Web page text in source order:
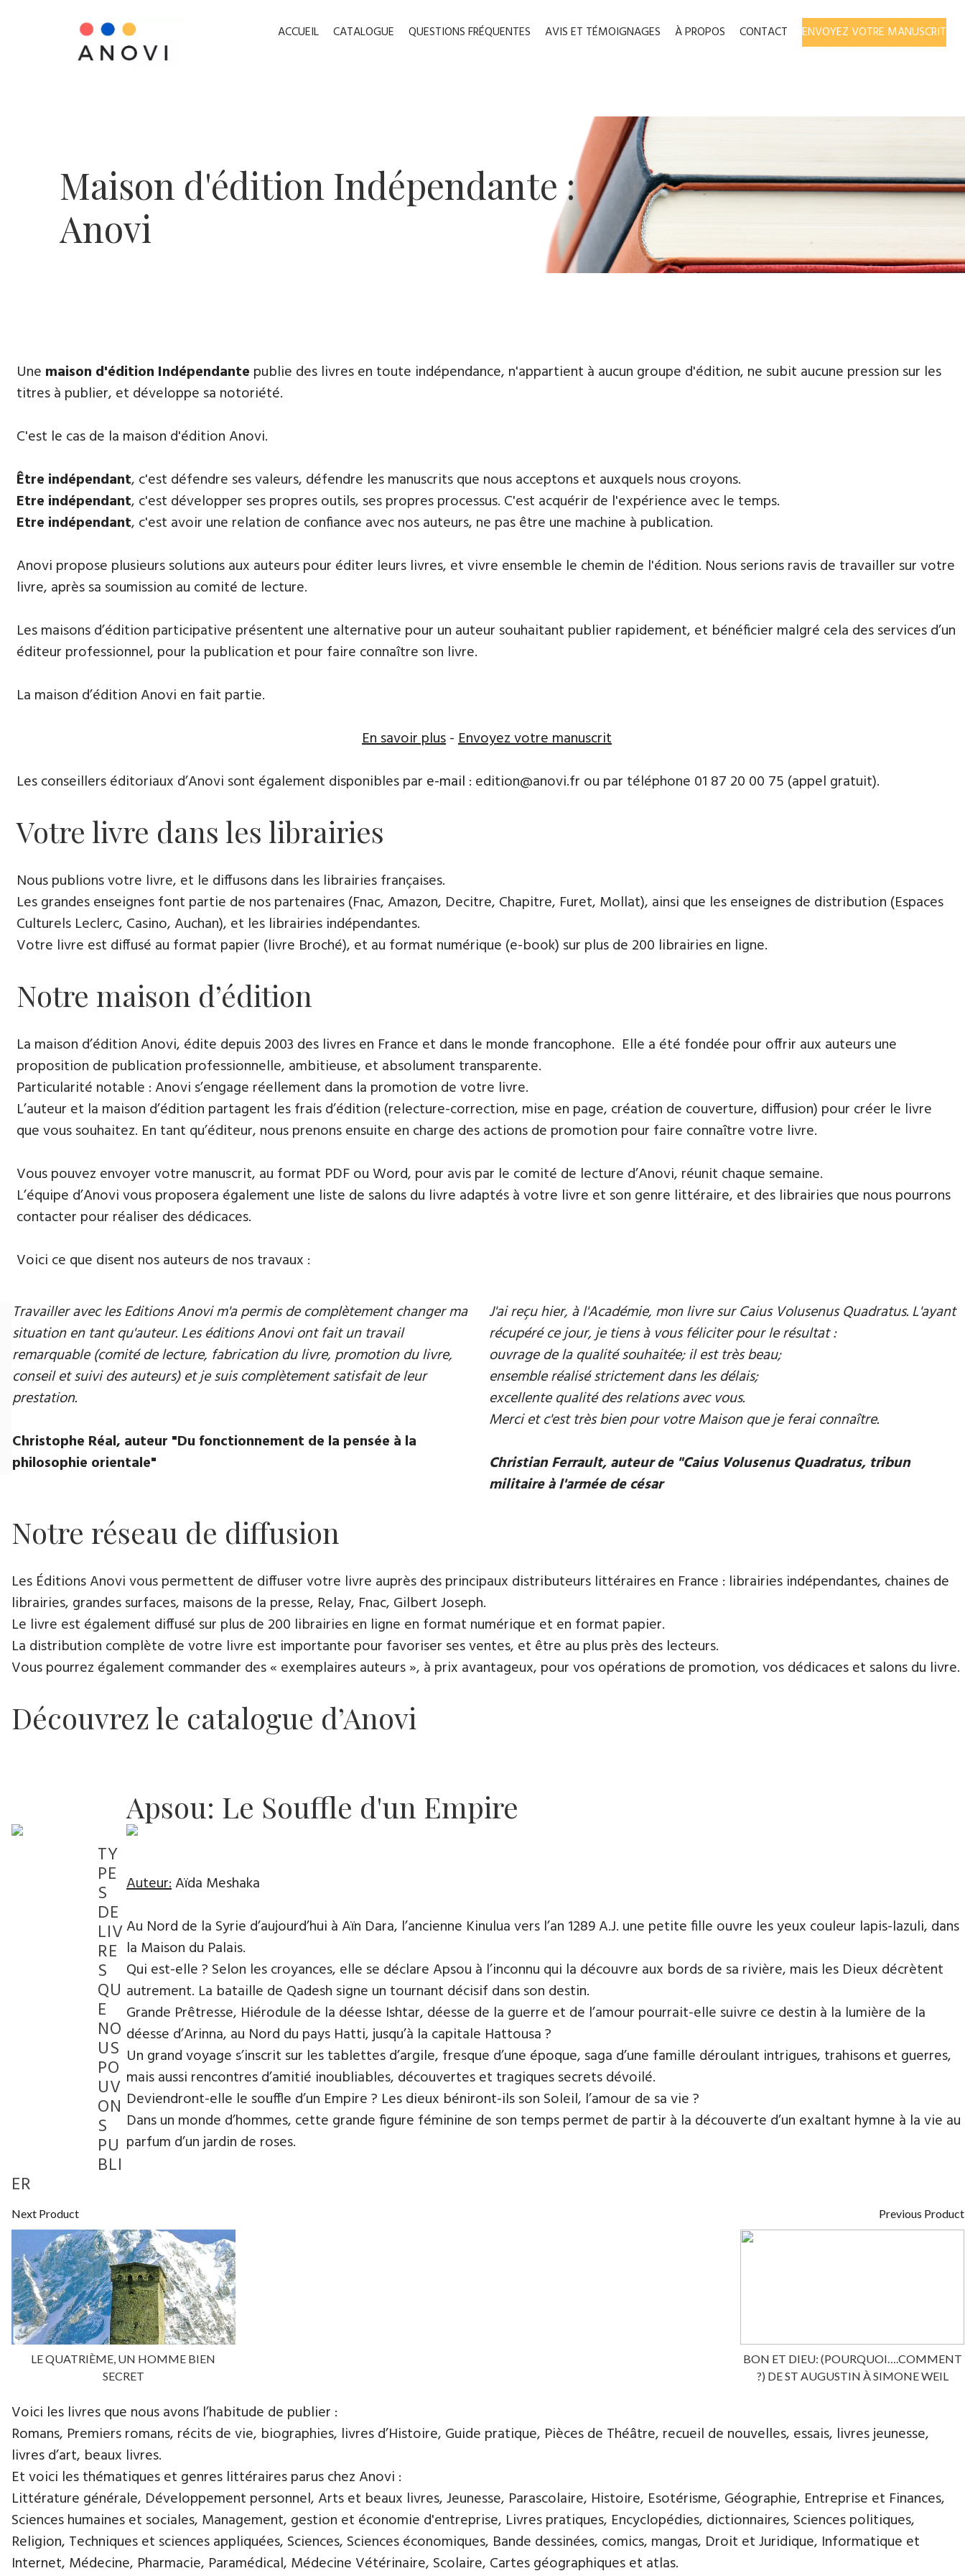
ACCUEIL CATALOGUE QUESTIONS FRÉQUENTES AVIS ET TÉMOIGNAGES À PROPOS CONTACT ENVOYEZ VOTRE MANUSCRIT
​Maison d'édition ​Indépendante :
Anovi
​Une maison d'édition Indépendante publie des livres en toute indépendance, n'appartient à aucun groupe d'édition, ne subit aucune pression sur les
titres à publier, et développe sa notoriété.
​C'est le cas de la maison d'édition Anovi.
Être indépendant, c'est défendre ses valeurs, défendre les manuscrits que nous acceptons et auxquels nous croyons.
Etre indépendant, c'est développer ses propres outils, ses propres processus. C'est acquérir de l'expérience avec le temps.
Etre indépendant, c'est avoir une relation de confiance avec nos auteurs, ne pas être une machine à publication.
Anovi propose plusieurs solutions aux auteurs pour éditer leurs livres, et vivre ensemble le chemin de l'édition. Nous serions ravis de travailler sur votre
livre, après sa soumission au comité de lecture.
Les maisons d’édition participative présentent une alternative pour un auteur souhaitant publier rapidement, et bénéficier malgré cela des services d’un
éditeur professionnel, pour la publication et pour faire connaître son livre.
La maison d’édition Anovi en fait partie.
En savoir plus-Envoyez votre manuscrit
Les conseillers éditoriaux d’Anovi sont également disponibles par e-mail : edition@anovi.fr ou par téléphone ​​0​1 87 20 00 75 (appel gratuit).
Votre livre dans les librairies
Nous publions votre livre, et le diffusons dans les librairies françaises​.
Les grandes enseignes font partie de nos partenaires (Fnac, Amazon, Decitre, Chapitre, Furet, Mollat), ainsi que les enseignes de distribution (Espaces
Culturels Leclerc, Casino, Auchan), et les librairies indépendantes.
Votre livre est diffusé au format papier (livre Broché), et au format numérique (e-book) sur plus de 200 librairies en ligne.
Notre maison d’édition
La maison d’édition Anovi, édite depuis 2003 des livres en France et dans le monde francophone. Elle a été fondée pour offrir aux auteurs une
proposition de publication professionnelle, ambitieuse, et absolument transparente.
Particularité notable : Anovi s’engage réellement dans la promotion de votre livre.
L’auteur et la maison d’édition partagent les frais d’édition (relecture-correction, mise en page, création de couverture, diffusion) pour créer le livre
que vous souhaitez. En tant qu’éditeur, nous prenons ensuite en charge des actions de promotion pour faire connaître votre livre.
Vous pouvez envoyer votre manuscrit, au format PDF ou Word, pour avis par le comité de lecture d’Anovi, réunit chaque semaine.
L’équipe d’Anovi vous proposera également une liste de salons du livre adaptés à votre livre et son genre littéraire, et des librairies que nous pourrons
contacter pour réaliser des dédicaces.
Voici ce que disent nos auteurs de nos travaux :
Travailler avec les Editions Anovi m'a permis de complètement changer ma
situation en tant qu'auteur. Les éditions Anovi ont fait un travail
remarquable (comité de lecture, fabrication du livre, promotion du livre,
conseil et suivi des auteurs) et je suis complètement satisfait de leur
prestation.
Christophe Réal, auteur ​"Du fonctionnement de la pensée à la
philosophie orientale"
J'ai reçu hier, à l'Académie, mon livre sur Caius Volusenus Quadratus. L'ayant
récupéré ce jour, je tiens à vous féliciter pour le résultat :
ouvrage de la qualité souhaitée; il est très beau;
ensemble réalisé strictement dans les délais;
excellente qualité des relations avec vous.
Merci et c'est très bien pour votre Maison que je ferai connaître.
Christian Ferrault, auteur de "Caius Volusenus Quadratus, tribun
militaire à l'armée de césar
Notre réseau de diffusion
Les Éditions Anovi vous permettent de diffuser votre livre auprès des principaux distributeurs littéraires en France : librairies indépendantes, chaines de
librairies, grandes surfaces, maisons de la presse, Relay, Fnac, Gilbert Joseph.
Le livre est également diffusé sur plus de 200 librairies en ligne en format numérique et en format papier.
La distribution complète de votre livre est importante pour favoriser ses ventes, et être au plus près des lecteurs.
Vous pourrez également commander des « exemplaires auteurs », à prix avantageux, pour vos opérations de promotion, vos dédicaces et salons du livre.
Découvrez le catalogue d’Anovi
Apsou: Le Souffle d'un Empire
Auteur:Aïda Meshaka
Au Nord de la Syrie d’aujourd’hui à Aïn Dara, l’ancienne Kinulua vers l’an 1289 A.J. une petite fille ouvre les yeux couleur lapis-lazuli, dans
la Maison du Palais.
Qui est-elle ? Selon les croyances, elle se déclare Apsou à l’inconnu qui la découvre aux bords de sa rivière, mais les Dieux décrètent
autrement. La bataille de Qadesh signe un tournant décisif dans son destin.
Grande Prêtresse, Hiérodule de la déesse Ishtar, déesse de la guerre et de l’amour pourrait-elle suivre ce destin à la lumière de la
déesse d’Arinna, au Nord du pays Hatti, jusqu’à la capitale Hattousa ?
Un grand voyage s’inscrit sur les tablettes d’argile, fresque d’une époque, saga d’une famille déroulant intrigues, trahisons et guerres,
mais aussi rencontres d’amitié inoubliables, découvertes et tragiques secrets dévoilé.
Deviendront-elle le souffle d’un Empire ? Les dieux béniront-ils son Soleil, l’amour de sa vie ?
Dans un monde d’hommes, cette grande figure féminine de son temps permet de partir à la découverte d’un exaltant hymne à la vie au
parfum d’un jardin de roses.
Next Product
LE QUATRIÈME, UN HOMME BIEN
SECRET
Previous Product
BON ET DIEU: (POURQUOI….COMMENT
?) DE ST AUGUSTIN À SIMONE WEIL
TY
PE
S
DE
LIV
RE
S
QU
E
NO
US
PO
UV
ON
S
PU
BLI
ER
Voici les livres que nous avons l’habitude de publier :
Romans, Premiers romans, récits de vie, biographies, livres d’Histoire, Guide pratique, Pièces de Théâtre, recueil de nouvelles, essais, livres jeunesse,
livres d’art, beaux livres.
Et voici les thématiques et genres littéraires parus chez Anovi :
Littérature générale, Développement personnel, Arts et beaux livres, Jeunesse, Parascolaire, Histoire, Esotérisme, Géographie, Entreprise et Finances,
Sciences humaines et sociales, Management, gestion et économie d'entreprise, Livres pratiques, Encyclopédies, dictionnaires, Sciences politiques,
Religion, Techniques et sciences appliquées, Sciences, Sciences économiques, Bande dessinées, comics, mangas, Droit et Juridique, Informatique et
Internet, Médecine, Pharmacie, Paramédical, Médecine Vétérinaire, Scolaire, Cartes géographiques et atlas.